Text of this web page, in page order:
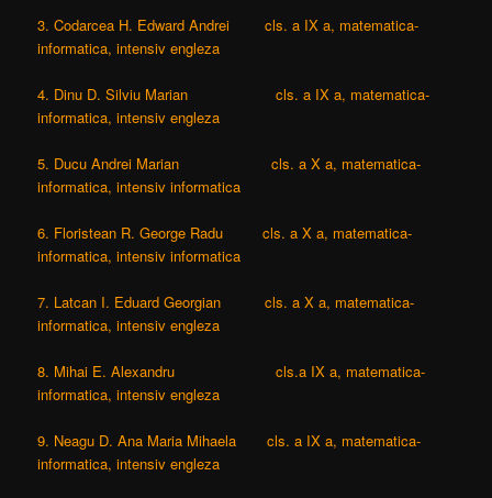
3. Codarcea H. Edward Andrei cls. a IX a, matematica-
informatica, intensiv engleza
4. Dinu D. Silviu Marian cls. a IX a, matematica-
informatica, intensiv engleza
5. Ducu Andrei Marian cls. a X a, matematica-
informatica, intensiv informatica
6. Floristean R. George Radu cls. a X a, matematica-
informatica, intensiv informatica
7. Latcan I. Eduard Georgian cls. a X a, matematica-
informatica, intensiv engleza
8. Mihai E. Alexandru cls.a IX a, matematica-
informatica, intensiv engleza
9. Neagu D. Ana Maria Mihaela cls. a IX a, matematica-
informatica, intensiv engleza